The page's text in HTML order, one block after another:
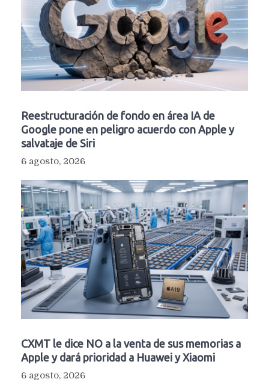
Reestructuración de fondo en área IA de
Google pone en peligro acuerdo con Apple y
salvataje de Siri
6 agosto, 2026
CXMT le dice NO a la venta de sus memorias a
Apple y dará prioridad a Huawei y Xiaomi
6 agosto, 2026